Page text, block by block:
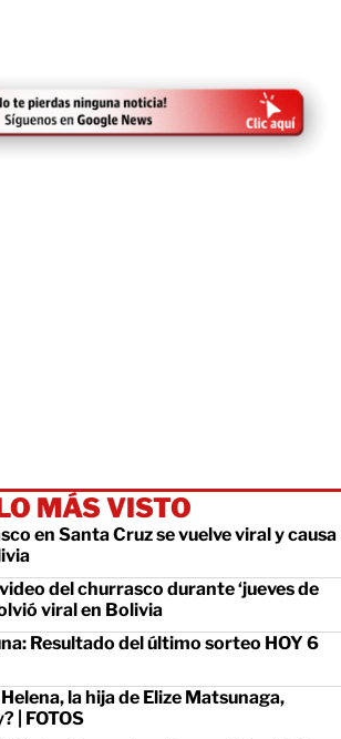
MÁS VISTO
en Santa Cruz se vuelve viral y causa
del churrasco durante ‘jueves de
viral en Bolivia
Resultado del último sorteo HOY 6
la hija de Elize Matsunaga,
| FOTOS